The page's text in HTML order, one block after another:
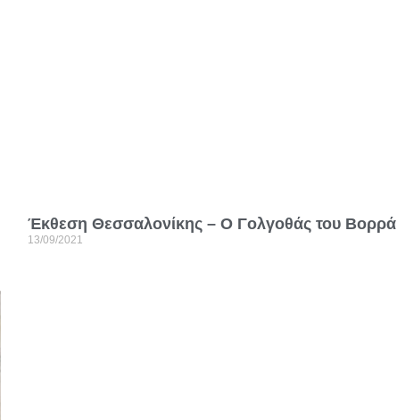
Έκθεση Θεσσαλονίκης – Ο Γολγοθάς του Βορρά
13/09/2021